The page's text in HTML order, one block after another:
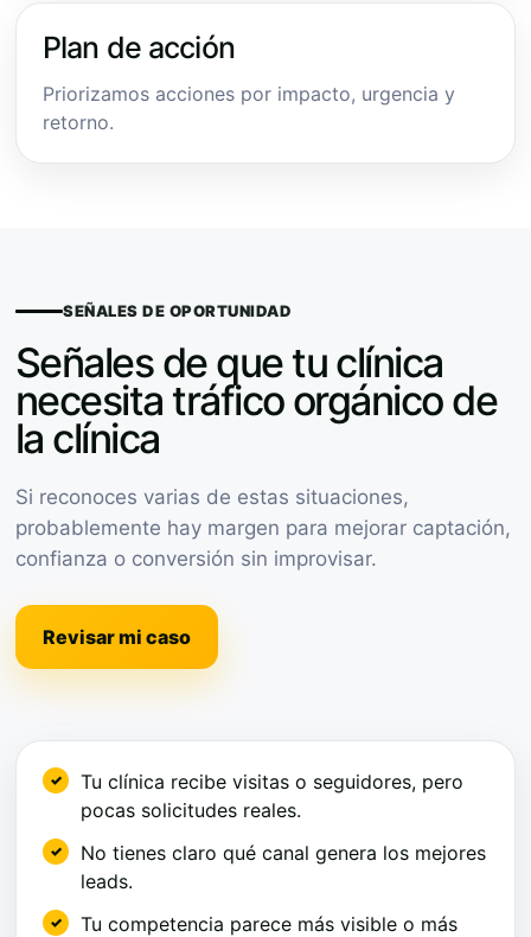
Plan de acción
Priorizamos acciones por impacto, urgencia y
retorno.
SEÑALES DE OPORTUNIDAD
Señales de que tu clínica
necesita tráfico orgánico de
la clínica
Si reconoces varias de estas situaciones,
probablemente hay margen para mejorar captación,
confianza o conversión sin improvisar.
Revisar mi caso
Tu clínica recibe visitas o seguidores, pero
pocas solicitudes reales.
No tienes claro qué canal genera los mejores
leads.
Tu competencia parece más visible o más